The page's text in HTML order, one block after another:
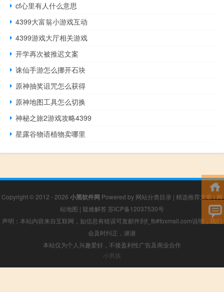
cf心里有人什么意思
4399大富翁小游戏互动
4399游戏大厅相关游戏
开学再次被推迟文案
诛仙手游怎么挪开石块
原神抽奖诅咒怎么获得
原神地图工具怎么切换
神秘之旅2游戏攻略4399
星露谷物语植物卖哪里
Copyright © 2012 - 2026 小黑软件网 Powered by 网站分类目录 | 精选推荐文章 | 网
站地图 | 疑难解答 苏ICP备12037530号
声明：本站内容来自互联网，如信息有错误可发邮件到f_fb#foxmail.com说明，我们
会及时纠正，谢谢
本站仅为个人兴趣爱好，不接盈利性广告及商业合作
小男孩